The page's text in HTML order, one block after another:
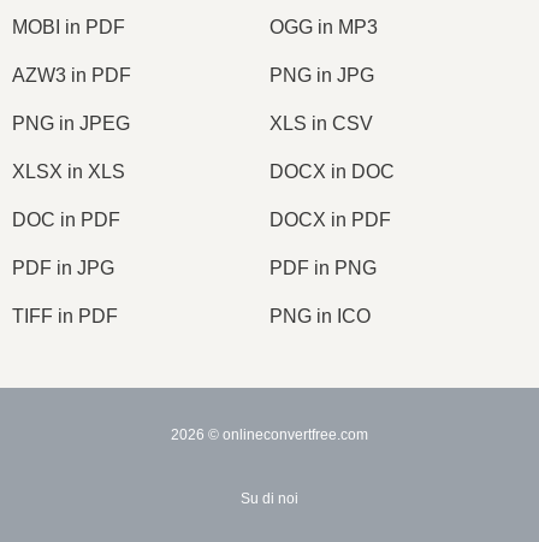
MOBI in PDF OGG in MP3
AZW3 in PDF PNG in JPG
PNG in JPEG XLS in CSV
XLSX in XLS DOCX in DOC
DOC in PDF DOCX in PDF
PDF in JPG PDF in PNG
TIFF in PDF PNG in ICO
2026 © onlineconvertfree.com
Su di noi